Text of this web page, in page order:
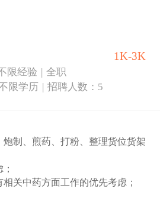
1K-3K
限经验
全职
限学历 招聘人数：5
制、煎药、打粉、整理货位货架
关中药方面工作的优先考虑；